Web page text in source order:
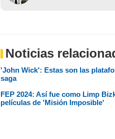
Noticias
'John Wick': Estas son las
saga
FEP 2024: Así fue como Limp
películas de 'Misión Imposible'